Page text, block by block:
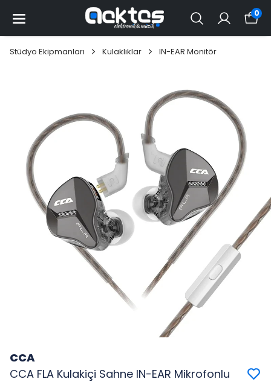
0
Stüdyo Ekipmanları Kulaklıklar IN-EAR Monitör
CCA
CCA FLA Kulakiçi Sahne IN-EAR Mikrofonlu